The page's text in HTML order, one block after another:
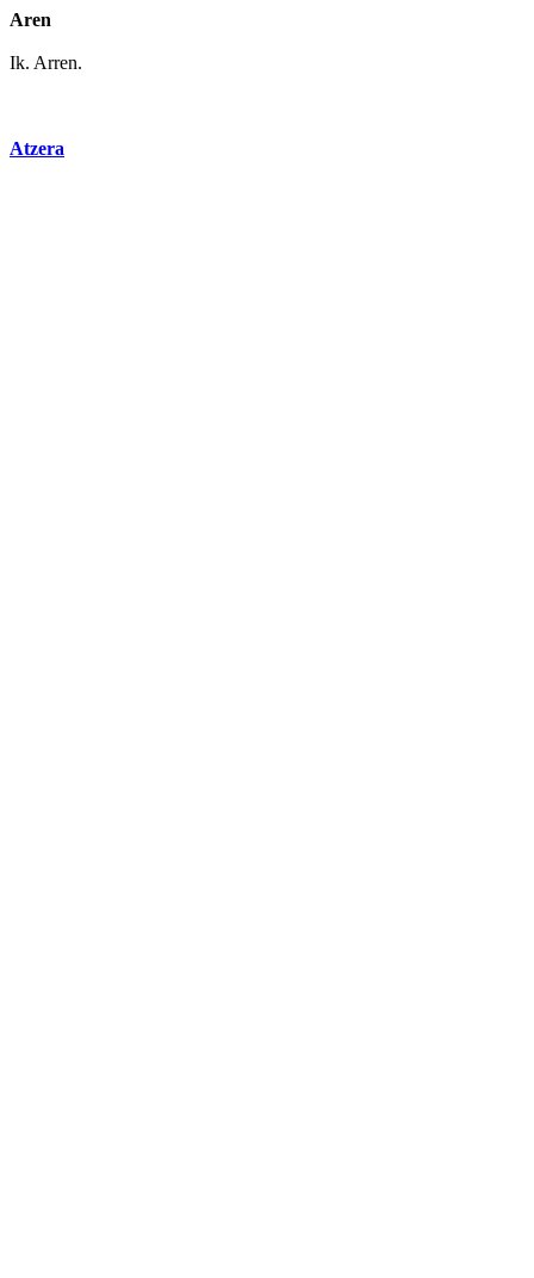
Aren
Ik. Arren.
Atzera